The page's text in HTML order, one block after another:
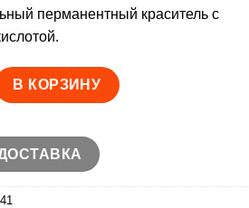
перманентный краситель с
Revlon Revlonissimo
В КОРЗИНУ